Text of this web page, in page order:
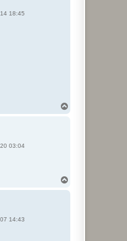
18:45
03:04
14:43